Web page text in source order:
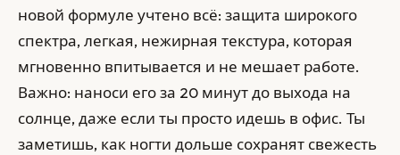
новой формуле учтено всё: защита широкого
спектра, легкая, нежирная текстура, которая
мгновенно впитывается и не мешает работе.
Важно: наноси его за 20 минут до выхода на
солнце, даже если ты просто идешь в офис. Ты
заметишь, как ногти дольше сохранят свежесть